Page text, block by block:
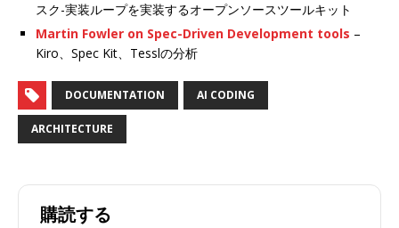
スク-実装ループを実装するオープンソースツールキット
Martin Fowler on Spec-Driven Development tools –
Kiro、Spec Kit、Tesslの分析
DOCUMENTATION AI CODING
ARCHITECTURE
購読する